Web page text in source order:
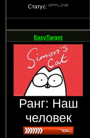
Статус:
EasyTarget
Ранг: Наш
человек